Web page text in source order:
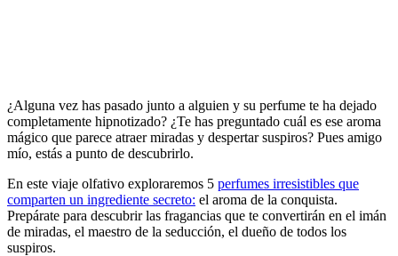
¿Alguna vez has pasado junto a alguien y su perfume te ha dejado
completamente hipnotizado? ¿Te has preguntado cuál es ese aroma
mágico que parece atraer miradas y despertar suspiros? Pues amigo
mío, estás a punto de descubrirlo.
En este viaje olfativo exploraremos 5 perfumes irresistibles que
comparten un ingrediente secreto: el aroma de la conquista.
Prepárate para descubrir las fragancias que te convertirán en el imán
de miradas, el maestro de la seducción, el dueño de todos los
suspiros.